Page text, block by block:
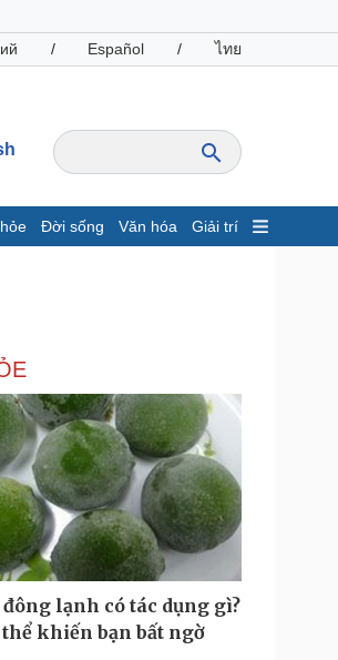
/ Español / ไทย
Đời sống Văn hóa Giải trí
Giá cà phê
Công nghệ
Sành điệu
Tin Công nghệ
Trải nghiệm
Chuyển đổi số
Podcast
Câu chuyện thời sự
lạnh có tác dụng gì?
thể khiến bạn bất ngờ